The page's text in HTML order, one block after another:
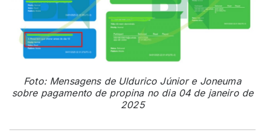
Foto: Mensagens de Uldurico Júnior e Joneuma
sobre pagamento de propina no dia 04 de janeiro de
2025